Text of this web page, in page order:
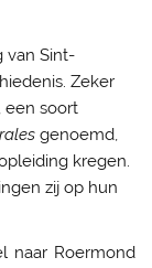
van Sint-
Zeker
een soort
genoemd,
kregen.
zij op hun
naar Roermond